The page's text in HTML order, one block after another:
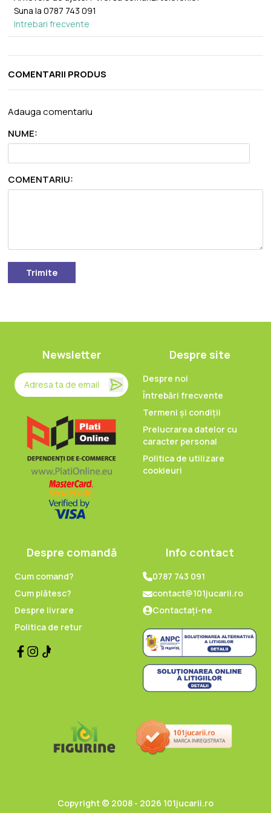
Suna la0787 743 091
Intrebari frecvente
COMENTARII PRODUS
Adauga comentariu
NUME:
COMENTARIU:
Trimite
Newsletter Despre site
Despre noi
Întrebări frecvente
Termeni și condiții
Prelucrarea datelor cu
caracter personal
Politica de utilizare
cookieuri
Despre comandă
Cum comand?
Cum plătesc?
Despre livrare
Politica de retur
Info contact
0787 743 091
contact@101jucarii.ro
Contactați-ne
Copyright © 2008 - 2026 101jucarii.ro